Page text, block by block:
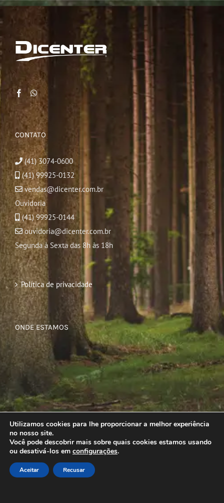
CONTATO
(41) 3074-0600
(41) 99925-0132
vendas@dicenter.com.br
Ouvidoria
(41) 99925-0144
ouvidoria@dicenter.com.br
Segunda à Sexta das 8h às 18h
Política de privacidade
ONDE ESTAMOS
Utilizamos cookies para lhe proporcionar a melhor experiência
no nosso site.
Você pode descobrir mais sobre quais cookies estamos usando
ou desativá-los em configurações.
Aceitar Recusar